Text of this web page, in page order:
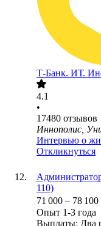
Т-Банк. ИТ.
4.1
•
17480 отзывов
Иннополис,
Интервью о
Откликнуться
110)
71 000 – 78 100
Опыт 1-3 года
Выплаты: Два